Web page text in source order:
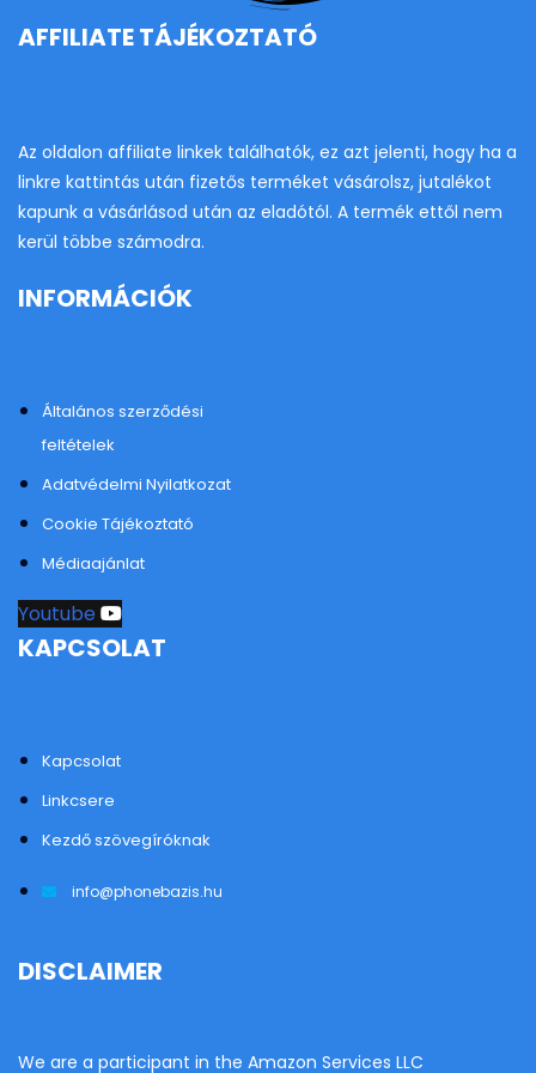
AFFILIATE TÁJÉKOZTATÓ
Az oldalon affiliate linkek találhatók, ez azt jelenti, hogy ha a
linkre kattintás után fizetős terméket vásárolsz, jutalékot
kapunk a vásárlásod után az eladótól. A termék ettől nem
kerül többe számodra.
INFORMÁCIÓK
Általános szerződési
feltételek
Adatvédelmi Nyilatkozat
Cookie Tájékoztató
Médiaajánlat
Youtube
KAPCSOLAT
Kapcsolat
Linkcsere
Kezdő szövegíróknak
info@phonebazis.hu
DISCLAIMER
We are a participant in the Amazon Services LLC